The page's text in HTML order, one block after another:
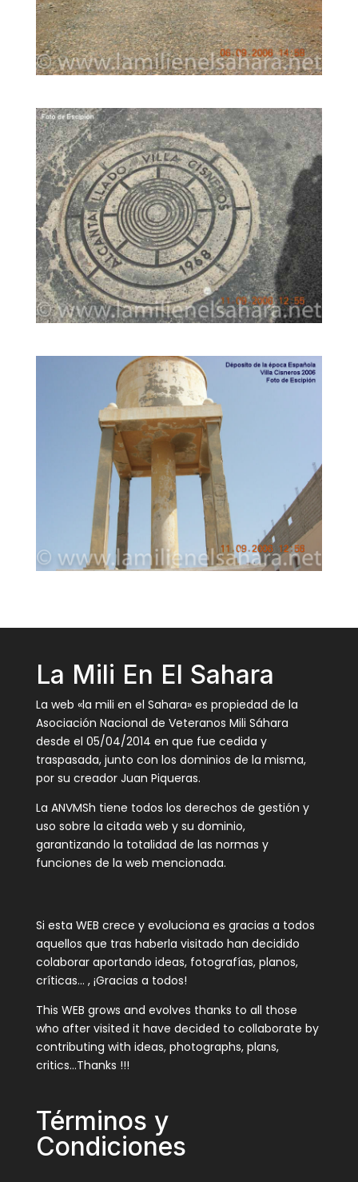
La Mili En El Sahara
La web «la mili en el Sahara» es propiedad de la
Asociación Nacional de Veteranos Mili Sáhara
desde el 05/04/2014 en que fue cedida y
traspasada, junto con los dominios de la misma,
por su creador Juan Piqueras.
La ANVMSh tiene todos los derechos de gestión y
uso sobre la citada web y su dominio,
garantizando la totalidad de las normas y
funciones de la web mencionada.
Si esta WEB crece y evoluciona es gracias a todos
aquellos que tras haberla visitado han decidido
colaborar aportando ideas, fotografías, planos,
críticas… , ¡Gracias a todos!
This WEB grows and evolves thanks to all those
who after visited it have decided to collaborate by
contributing with ideas, photographs, plans,
critics…Thanks !!!
Términos y
Condiciones